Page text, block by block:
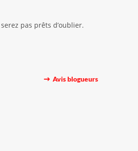
pas prêts d’oublier.
Avis blogueurs